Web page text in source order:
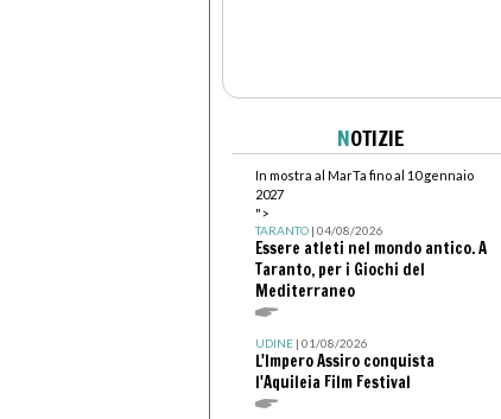
NOTIZIE
In mostra al MarTa fino al 10 gennaio
2027
">
TARANTO| 04/08/2026
Essere atleti nel mondo antico. A
Taranto, per i Giochi del
Mediterraneo
UDINE| 01/08/2026
L'Impero Assiro conquista
l'Aquileia Film Festival